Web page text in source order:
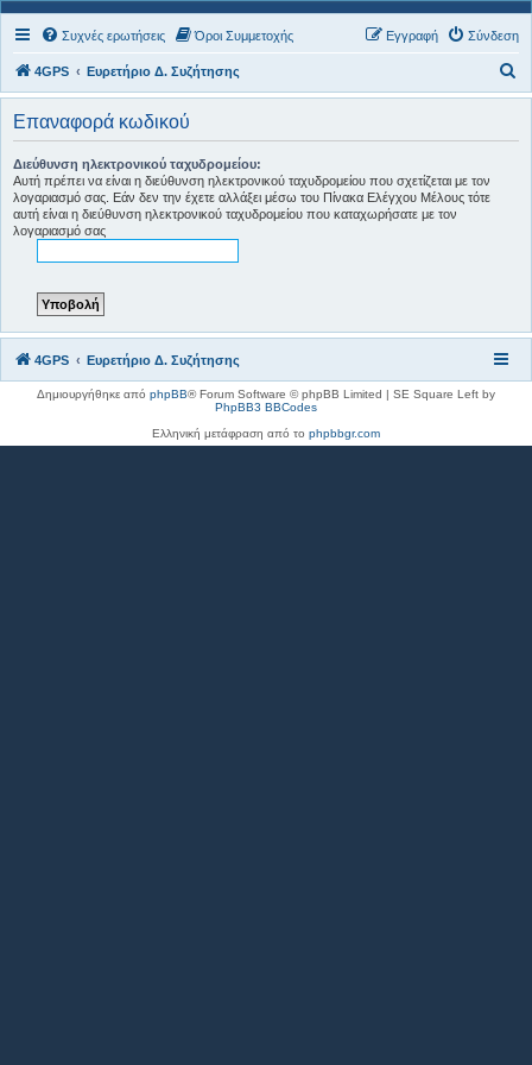
Συχνές ερωτήσεις Όροι Συμμετοχής Σύνδεση
Εγγραφή
4GPS Ευρετήριο Δ. Συζήτησης
ν
Επαναφορά κωδικού
Διεύθυνση ηλεκτρονικού ταχυδρομείου:
Αυτή πρέπει να είναι η διεύθυνση ηλεκτρονικού ταχυδρομείου που σχετίζεται με τον
λογαριασμό σας. Εάν δεν την έχετε αλλάξει μέσω του Πίνακα Ελέγχου Μέλους τότε
αυτή είναι η διεύθυνση ηλεκτρονικού ταχυδρομείου που καταχωρήσατε με τον
λογαριασμό σας
4GPS Ευρετήριο Δ. Συζήτησης
Δημιουργήθηκε από phpBB® Forum Software © phpBB Limited | SE Square Left by
PhpBB3 BBCodes
Ελληνική μετάφραση από το phpbbgr.com